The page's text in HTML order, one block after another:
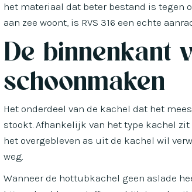
het materiaal dat beter bestand is tegen
aan zee woont, is RVS 316 een echte
De binnenkant
schoonmaken
Het onderdeel van de kachel dat het
stookt. Afhankelijk van het type kachel
het overgebleven as uit de kachel wil
weg.
Wanneer de hottubkachel geen aslade